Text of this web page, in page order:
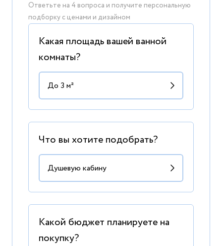
Ответьте на 4 вопроса и получите персональную
подборку с ценами и дизайном
Какая площадь вашей ванной
комнаты?
Что вы хотите подобрать?
Какой бюджет планируете на
покупку?